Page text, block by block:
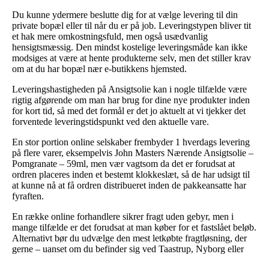
Du kunne ydermere beslutte dig for at vælge levering til din
private bopæl eller til når du er på job. Leveringstypen bliver tit
et hak mere omkostningsfuld, men også usædvanlig
hensigtsmæssig. Den mindst kostelige leveringsmåde kan ikke
modsiges at være at hente produkterne selv, men det stiller krav
om at du har bopæl nær e-butikkens hjemsted.
Leveringshastigheden på Ansigtsolie kan i nogle tilfælde være
rigtig afgørende om man har brug for dine nye produkter inden
for kort tid, så med det formål er det jo aktuelt at vi tjekker det
forventede leveringstidspunkt ved den aktuelle vare.
En stor portion online selskaber frembyder 1 hverdags levering
på flere varer, eksempelvis John Masters Nærende Ansigtsolie –
Pomgranate – 59ml, men vær vagtsom da det er forudsat at
ordren placeres inden et bestemt klokkeslæt, så de har udsigt til
at kunne nå at få ordren distribueret inden de pakkeansatte har
fyraften.
En række online forhandlere sikrer fragt uden gebyr, men i
mange tilfælde er det forudsat at man køber for et fastslået beløb.
Alternativt bør du udvælge den mest letkøbte fragtløsning, der
gerne – uanset om du befinder sig ved Taastrup, Nyborg eller